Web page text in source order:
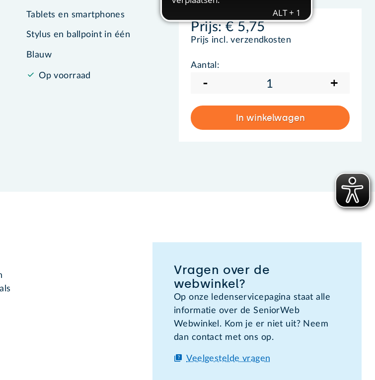
Tablets en smartphones
Stylus en ballpoint in één
Blauw
Op voorraad
Prijs:€ 5,75
Prijs incl. verzendkosten
Aantal:
- +
In winkelwagen
Vragen over de
webwinkel?
Op onze ledenservicepagina staat alle
informatie over de SeniorWeb
Webwinkel. Kom je er niet uit? Neem
dan contact met ons op.
Veelgestelde vragen